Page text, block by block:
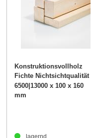
Konstruktionsvollholz
Fichte Nichtsichtqualität
100/160mm
6500|13000 x 100 x 160
mm
lagernd